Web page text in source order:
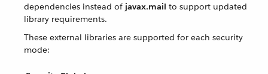
dependencies instead of javax.mail to support updated
library requirements.
These external libraries are supported for each security
mode: